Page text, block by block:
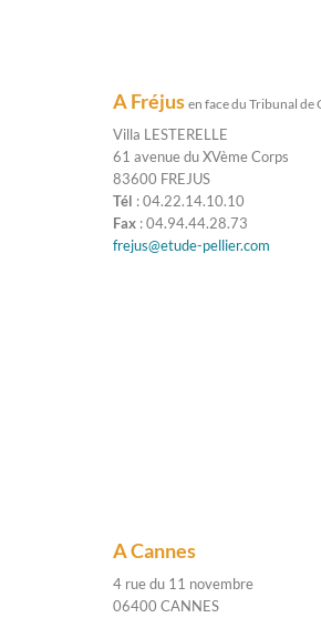
A Fréjus en face du Tribunal de
Villa LESTERELLE
61 avenue du XVème Corps
83600 FREJUS
Tél : 04.22.14.10.10
Fax : 04.94.44.28.73
frejus@etude-pellier.com
A Cannes
4 rue du 11 novembre
06400 CANNES